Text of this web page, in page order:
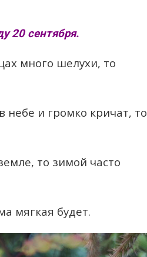
20 сентября.
много шелухи, то
небе и громко кричат, то
то зимой часто
мягкая будет.